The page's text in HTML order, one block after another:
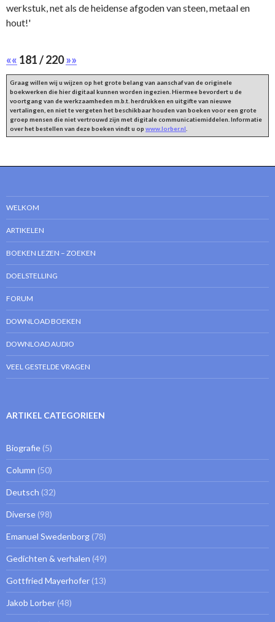
werkstuk, net als de heidense afgoden van steen, metaal en
hout!'
«« 181 / 220»»
Graag willen wij u wijzen op het grote belang van aanschaf van de originele
boekwerken die hier digitaal kunnen worden ingezien. Hiermee bevordert u de
voortgang van de werkzaamheden m.b.t. herdrukken en uitgifte van nieuwe
vertalingen, en niet te vergeten het beschikbaar houden van boeken voor een grote
groep mensen die niet vertrouwd zijn met digitale communicatiemiddelen. Informatie
over het bestellen van deze boeken vindt u op www.lorber.nl
WELKOM
ARTIKELEN
BOEKEN LEZEN – ZOEKEN
DOELSTELLING
FORUM
DOWNLOAD BOEKEN
DOWNLOAD AUDIO
VEEL GESTELDE VRAGEN
ARTIKEL CATEGORIEEN
Biografie (5)
Column (50)
Deutsch (32)
Diverse (98)
Emanuel Swedenborg (78)
Gedichten & verhalen (49)
Gottfried Mayerhofer (13)
Jakob Lorber (48)